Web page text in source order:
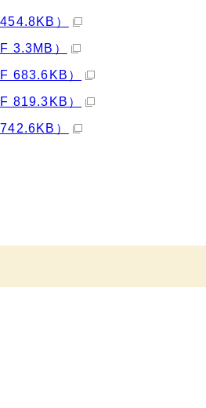
）
3.3MB）
683.6KB）
819.3KB）
）